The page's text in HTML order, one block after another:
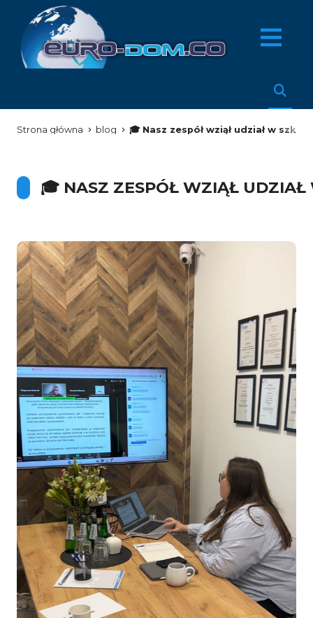
Strona główna blog 🎓 Nasz zespół wziął udział w
🎓 NASZ ZESPÓŁ WZIĄŁ UDZIAŁ